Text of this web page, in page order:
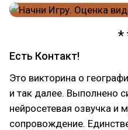
Есть Контакт!
Это викторина о
и так далее. Выполнено
нейросетевая озвучка и
сопровождение.